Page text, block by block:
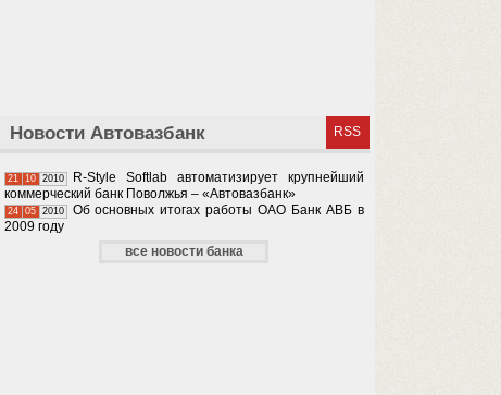
Новости Автовазбанк RSS
21 10 2010
R-Style Softlab автоматизирует крупнейший
коммерческий банк Поволжья – «Автовазбанк»
24 05 2010
Об основных итогах работы ОАО Банк АВБ в
2009 году
все новости банка